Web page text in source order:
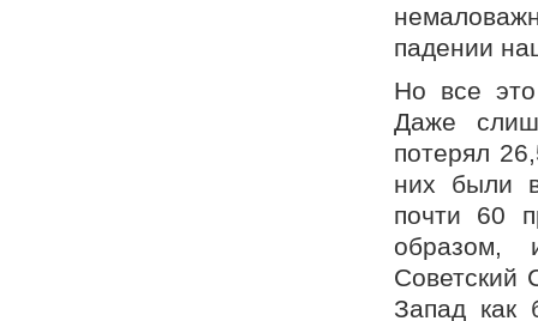
падении
Но все
Даже
потерял
них были
почти 60
образом,
Советский
Запад как